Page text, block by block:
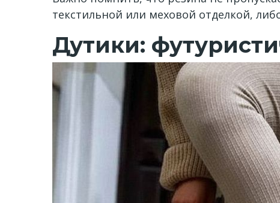
текстильной или меховой отделкой,
Дутики: